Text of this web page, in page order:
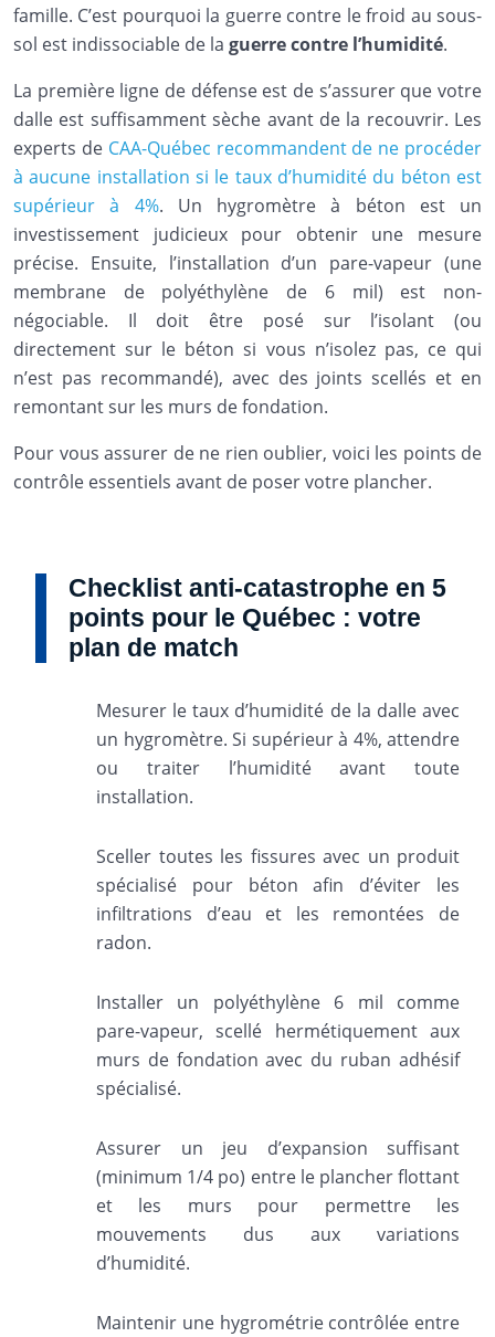
famille. C’est pourquoi la guerre contre le froid au sous-
sol est indissociable de la guerre contre l’humidité.
La première ligne de défense est de s’assurer que votre
dalle est suffisamment sèche avant de la recouvrir. Les
experts de CAA-Québec recommandent de ne procéder
à aucune installation si le taux d’humidité du béton est
supérieur à 4%. Un hygromètre à béton est un
investissement judicieux pour obtenir une mesure
précise. Ensuite, l’installation d’un pare-vapeur (une
membrane de polyéthylène de 6 mil) est non-
négociable. Il doit être posé sur l’isolant (ou
directement sur le béton si vous n’isolez pas, ce qui
n’est pas recommandé), avec des joints scellés et en
remontant sur les murs de fondation.
Pour vous assurer de ne rien oublier, voici les points de
contrôle essentiels avant de poser votre plancher.
Checklist anti-catastrophe en 5
points pour le Québec : votre
plan de match
Mesurer le taux d’humidité de la dalle avec
un hygromètre. Si supérieur à 4%, attendre
ou traiter l’humidité avant toute
installation.
Sceller toutes les fissures avec un produit
spécialisé pour béton afin d’éviter les
infiltrations d’eau et les remontées de
radon.
Installer un polyéthylène 6 mil comme
pare-vapeur, scellé hermétiquement aux
murs de fondation avec du ruban adhésif
spécialisé.
Assurer un jeu d’expansion suffisant
(minimum 1/4 po) entre le plancher flottant
et les murs pour permettre les
mouvements dus aux variations
d’humidité.
Maintenir une hygrométrie contrôlée entre